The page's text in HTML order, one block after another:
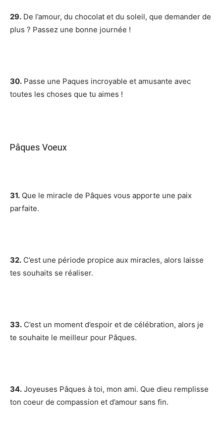
29. De l’amour, du chocolat et du soleil, que demander de
plus ? Passez une bonne journée !
30. Passe une Paques incroyable et amusante avec
toutes les choses que tu aimes !
Pâques Voeux
31. Que le miracle de Pâques vous apporte une paix
parfaite.
32. C’est une période propice aux miracles, alors laisse
tes souhaits se réaliser.
33. C’est un moment d’espoir et de célébration, alors je
te souhaite le meilleur pour Pâques.
34. Joyeuses Pâques à toi, mon ami. Que dieu remplisse
ton coeur de compassion et d’amour sans fin.